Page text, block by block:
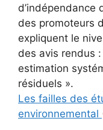
d’indépendance
des promoteurs
expliquent le
des avis rendus
estimation
résiduels ».
Les failles des
environnemental